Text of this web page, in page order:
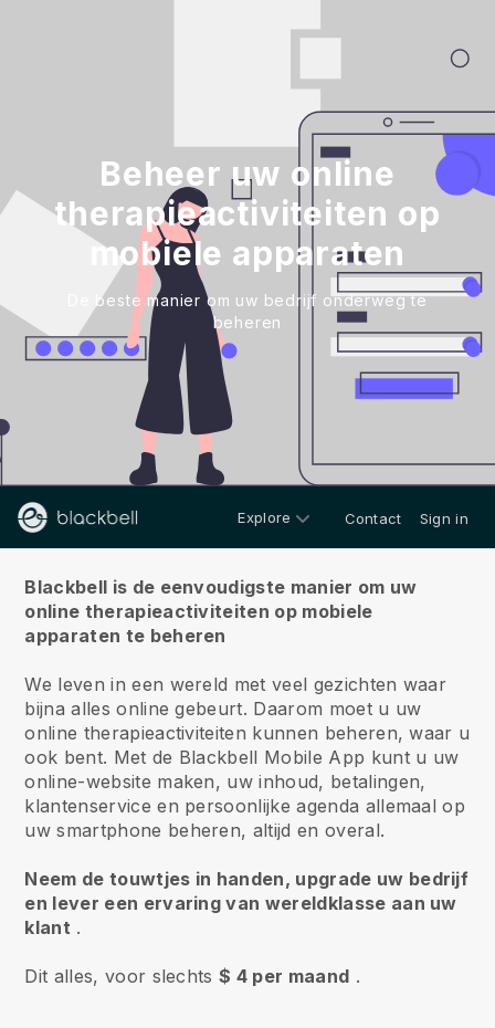
Beheer uw online
therapieactiviteiten op
mobiele apparaten
De beste manier om uw bedrijf onderweg te
beheren
Explore Contact Sign in
Blackbell is de eenvoudigste manier om uw
online therapieactiviteiten op mobiele
apparaten te beheren
We leven in een wereld met veel gezichten waar
bijna alles online gebeurt. Daarom moet u uw
online therapieactiviteiten kunnen beheren, waar u
ook bent. Met de Blackbell Mobile App kunt u uw
online-website maken, uw inhoud, betalingen,
klantenservice en persoonlijke agenda allemaal op
uw smartphone beheren, altijd en overal.
Neem de touwtjes in handen, upgrade uw bedrijf
en lever een ervaring van wereldklasse aan uw
klant .
Dit alles, voor slechts$ 4 per maand .